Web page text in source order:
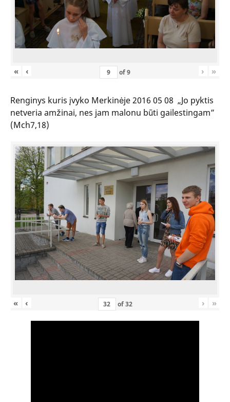
« ‹ of9 › »
Renginys kuris įvyko Merkinėje 2016 05 08 „Jo pyktis
netveria amžinai, nes jam malonu būti gailestingam”
(Mch7,18)
« ‹ of32 › »